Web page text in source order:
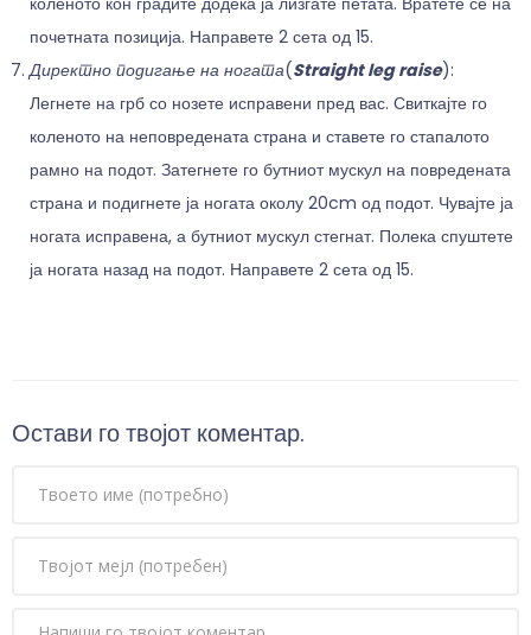
почетната позиција. Направете 2 сета од 15.
Директно подигање на ногата(Straight leg raise):
Легнете на грб со нозете исправени пред вас. Свиткајте го
коленото на неповредената страна и ставете го стапалото
рамно на подот. Затегнете го бутниот мускул на повредената
страна и подигнете ја ногата околу 20cm од подот. Чувајте ја
ногата исправена, а бутниот мускул стегнат. Полека спуштете
ја ногата назад на подот. Направете 2 сета од 15.
Остави го твојот коментар.